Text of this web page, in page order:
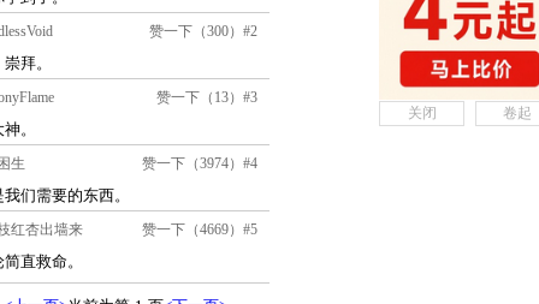
关闭 卷起